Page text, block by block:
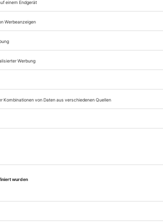
Lesegenuss auf
Zugang zum
Opernwelt
Sie können alle Vorteile
sofort nutzen
Digital-Abo testen